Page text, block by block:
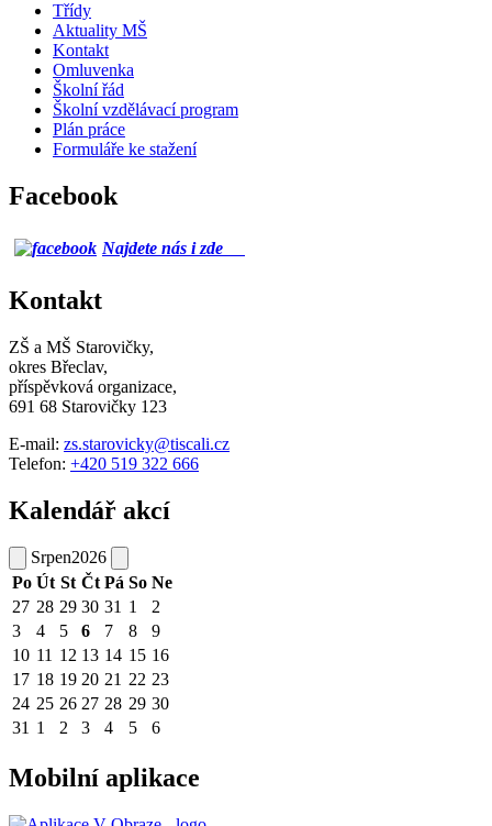
Třídy
Aktuality MŠ
Kontakt
Omluvenka
Školní řád
Školní vzdělávací program
Plán práce
Formuláře ke stažení
Facebook
Najdete nás i zde
Kontakt
ZŠ a MŠ Starovičky,
okres Břeclav,
příspěvková organizace,
691 68 Starovičky 123
E-mail: zs.starovicky@tiscali.cz
Telefon: +420 519 322 666
Kalendář akcí
Srpen2026
Po Út St Čt Pá So Ne
27 28 29 30 31 1
2
3
4 5 6 7 8
9
10 11 12 13 14 15 16
17 18 19 20 21 22 23
24 25 26 27 28 29 30
31 1 2 3 4 5 6
Mobilní aplikace